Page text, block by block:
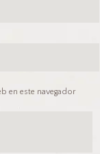
en este navegador